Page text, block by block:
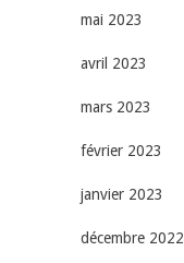
mai 2023
avril 2023
mars 2023
février 2023
janvier 2023
décembre 2022